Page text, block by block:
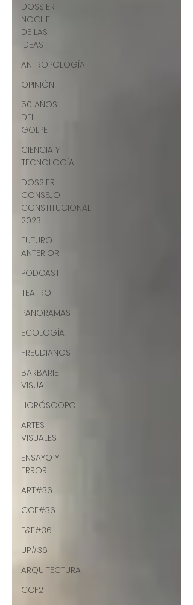
DOSSIER
NOCHE
DE LAS
IDEAS
ANTROPOLOGÍA
OPINIÓN
50 AÑOS
DEL
GOLPE
CIENCIA Y
TECNOLOGÍA
DOSSIER
CONSEJO
CONSTITUCIONAL
2023
FUTURO
ANTERIOR
PODCAST
TEATRO
PANORAMAS
ECOLOGÍA
FREUDIANOS
BARBARIE
VISUAL
HORÓSCOPO
ARTES
VISUALES
ENSAYO Y
ERROR
ART#36
CCF#36
E&E#36
UP#36
ARQUITECTURA
CCF2